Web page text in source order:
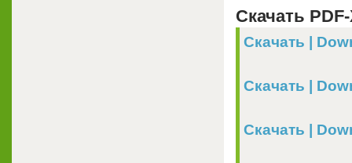
Скачать
Скачать |
Скачать |
Скачать |